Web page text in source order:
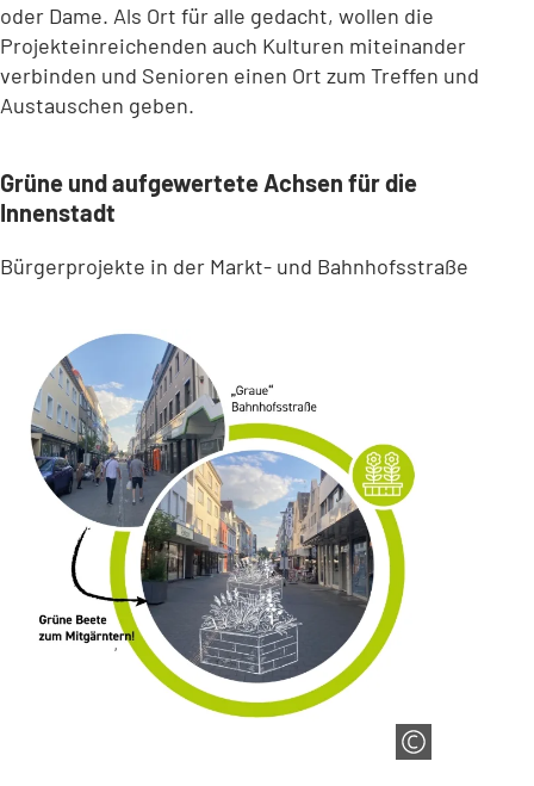
oder Dame. Als Ort für alle gedacht, wollen die
Projekteinreichenden auch Kulturen miteinander
verbinden und Senioren einen Ort zum Treffen und
Austauschen geben.
Grüne und aufgewertete Achsen für die
Innenstadt
Bürgerprojekte in der Markt- und Bahnhofsstraße